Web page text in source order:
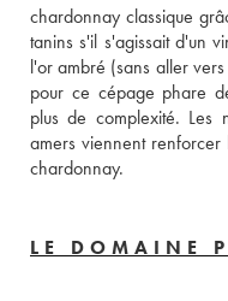
chardonnay classique
tanins s'il s'agissait d'un
l'or ambré (sans aller
pour ce cépage phare
plus de complexité.
amers viennent
LE DOMAINE